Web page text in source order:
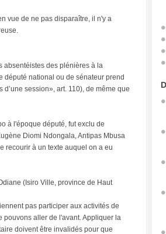
vue de ne pas disparaître, il n'y a
absentéistes des plénières à la
député national ou de sénateur prend
session», art. 110), de même que
à l'époque député, fut exclu de
Diomi Ndongala, Antipas Mbusa
recourir à un texte auquel on a eu
(Isiro Ville, province de Haut
pas participer aux activités de
pouvons aller de l'avant. Appliquer la
doivent être invalidés pour que